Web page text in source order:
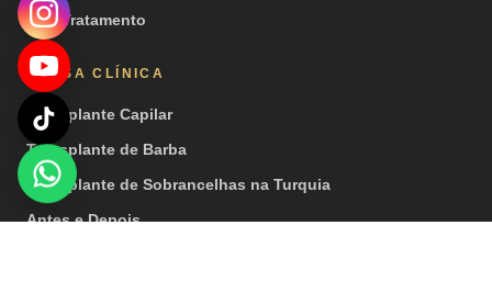
PRP Tratamento
NOSSA CLÍNICA
Transplante Capilar
Transplante de Barba
Transplante de Sobrancelhas na Turquia
Antes e Depois